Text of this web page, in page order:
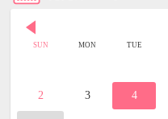
SUN MON TUE
2 3 4